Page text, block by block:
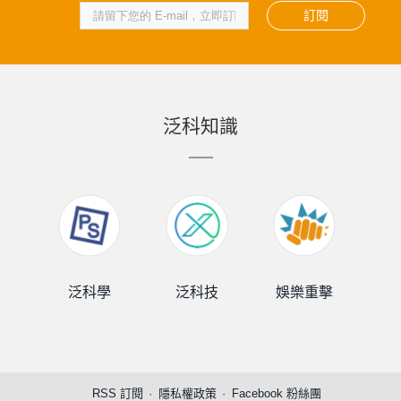
訂閱
泛科知識
泛科學 泛科技 娛樂重擊
RSS 訂閱 隱私權政策 Facebook 粉絲團